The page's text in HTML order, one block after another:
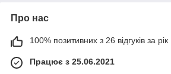
Про нас
100% позитивних з 26 відгуків за рік
Працює з 25.06.2021